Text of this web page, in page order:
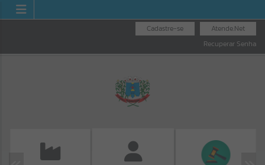
Atende.Net
Cadastre-se
Recuperar Senha